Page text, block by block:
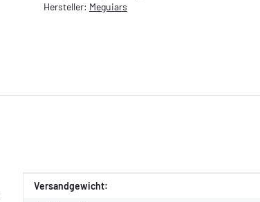
Hersteller: Meguiars
Produkteigenschaft
Wert
Versandgewicht: